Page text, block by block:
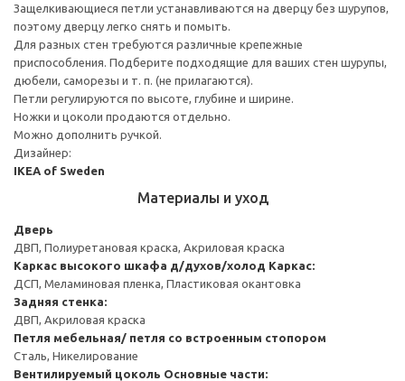
Защелкивающиеся петли устанавливаются на дверцу без шурупов,
поэтому дверцу легко снять и помыть.
Для разных стен требуются различные крепежные
приспособления. Подберите подходящие для ваших стен шурупы,
дюбели, саморезы и т. п. (не прилагаются).
Петли регулируются по высоте, глубине и ширине.
Ножки и цоколи продаются отдельно.
Можно дополнить ручкой.
Дизайнер:
IKEA of Sweden
Материалы и уход
Дверь
ДВП, Полиуретановая краска, Акриловая краска
Каркас высокого шкафа д/духов/холод Каркас:
ДСП, Меламиновая пленка, Пластиковая окантовка
Задняя стенка:
ДВП, Акриловая краска
Петля мебельная/ петля со встроенным стопором
Сталь, Никелирование
Вентилируемый цоколь Основные части: